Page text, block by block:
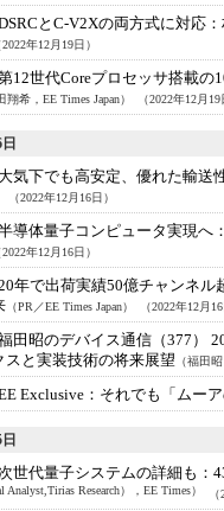
とC-V2Xの両方式に対応：
2022年12月19日）
12世代Coreプロセッサ搭載の
翔希，EE Times Japan） （2022年12月19
大気下でも高安定、優れた輸送
（2022年12月16日）
導体量子コンピュータ実現へ：
2022年12月16日）
年で出荷実績50億チャンネル
（PR／EE Times Japan） （2022年12月16
田昭のデバイス通信（377）
スと実装技術の将来展望 （福田
Exclusive： それでも「ムー
世代量子システムの詳細も：
Research），EE Times）